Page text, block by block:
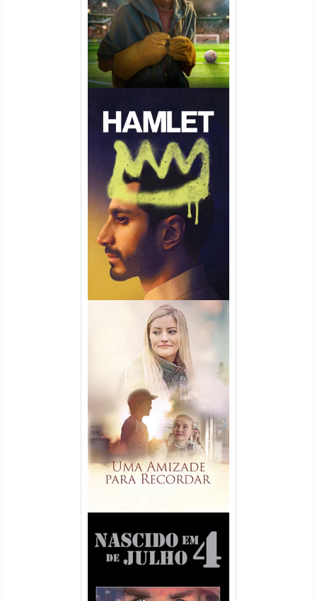
Hamlet Torrent (2026) WEB-
DL 1080p Dual Áudio
Uma Amizade para Recordar
Torrent (2025) WEB-DL 1080p
Dual Áudio